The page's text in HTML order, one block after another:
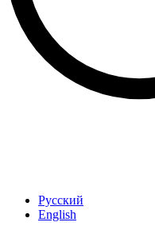
Русский
English